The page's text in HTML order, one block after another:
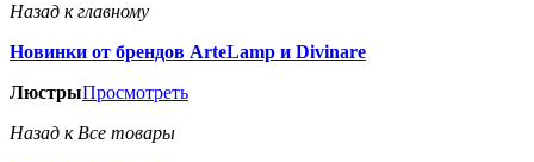
Назад к главному
Новинки от брендов ArteLamp и Divinare
ЛюстрыПросмотреть
Назад к Все товары